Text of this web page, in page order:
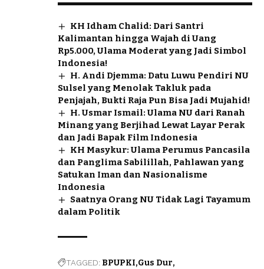
KH Idham Chalid: Dari Santri
Kalimantan hingga Wajah di Uang
Rp5.000, Ulama Moderat yang Jadi Simbol
Indonesia!
H. Andi Djemma: Datu Luwu Pendiri NU
Sulsel yang Menolak Takluk pada
Penjajah, Bukti Raja Pun Bisa Jadi Mujahid!
H. Usmar Ismail: Ulama NU dari Ranah
Minang yang Berjihad Lewat Layar Perak
dan Jadi Bapak Film Indonesia
KH Masykur: Ulama Perumus Pancasila
dan Panglima Sabilillah, Pahlawan yang
Satukan Iman dan Nasionalisme
Indonesia
Saatnya Orang NU Tidak Lagi Tayamum
dalam Politik
TAGGED: BPUPKI Gus Dur